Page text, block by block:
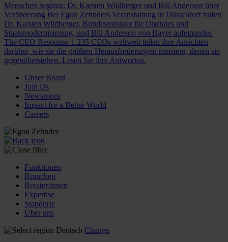
Menschen beginnt: Dr. Karsten Wildberger und Bill Anderson über
Veränderung Bei Egon Zehnders Veranstaltung in Düsseldorf trafen
Dr. Karsten Wildberger, Bundesminister für Digitales und
Staatsmodernisierung, und Bill Anderson von Bayer aufeinander.
The CEO Response 1.235 CEOs weltweit teilen ihre Ansichten
darüber, wie sie die größten Herausforderungen meistern, denen sie
gegenüberstehen. Lesen Sie ihre Antworten.
Unser Board
Join Us
Newsroom
Impact for a Better World
Careers
Funktionen
Branchen
Berater:innen
Expertise
Standorte
Über uns
Deutsch Change